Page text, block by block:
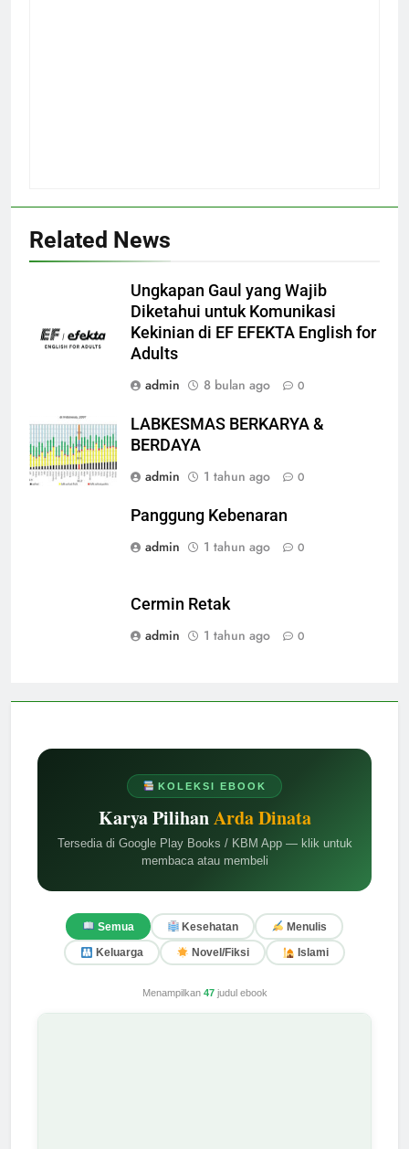
KOLEKSI EBOOK
Karya PilihanArda Dinata
Tersedia di Google Play Books / KBM App — klik untuk
membaca atau membeli
Semua Kesehatan Menulis
Keluarga Novel/Fiksi Islami
Menampilkan 47judul ebook
Related News
Ungkapan Gaul yang Wajib
Diketahui untuk Komunikasi
Kekinian di EF EFEKTA English for
Adults
admin
8 bulan ago 0
LABKESMAS BERKARYA &
BERDAYA
admin
1 tahun ago 0
Panggung Kebenaran
admin
1 tahun ago 0
Cermin Retak
admin
1 tahun ago 0